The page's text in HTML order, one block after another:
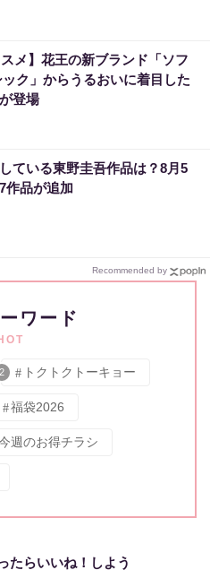
スメ】花王の新ブランド「ソフ
ック」からうるおいに着目した
登場
ている東野圭吾作品は？8月5
作品が追加
Recommended by
ワード
2 トクトクトーキョー
福袋2026
週のお得チラシ
たらいいね！しよう